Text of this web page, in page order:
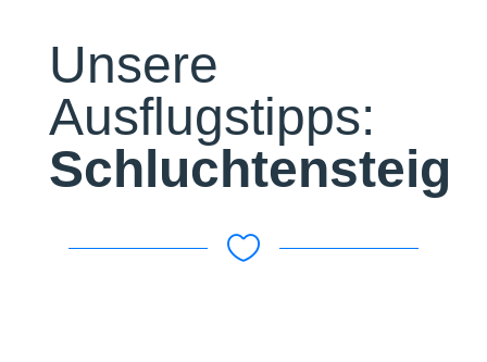
Unsere
Ausflugstipps:
Schluchtensteig
